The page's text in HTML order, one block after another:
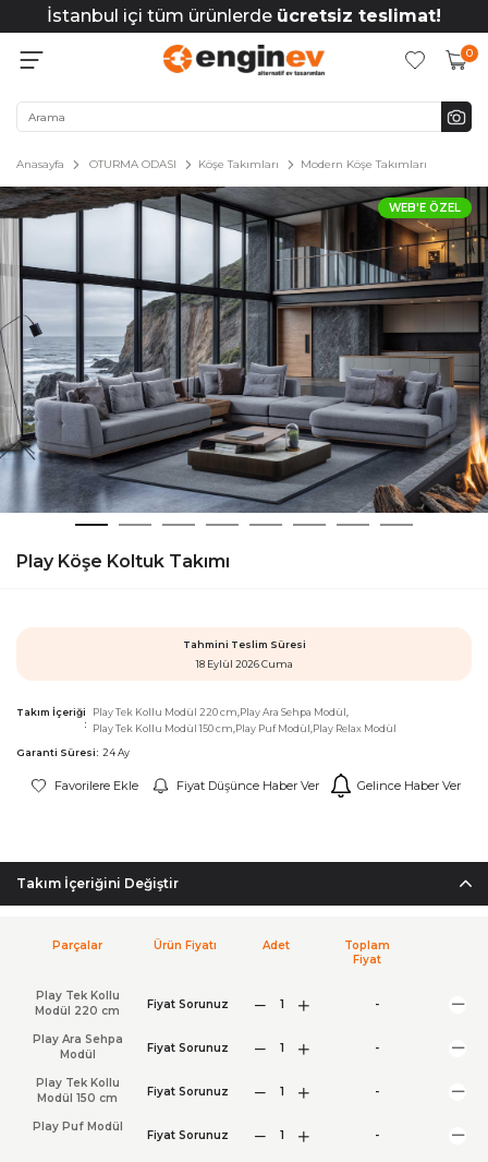
İstanbul içi tüm ürünlerde ücretsiz teslimat!
0
Anasayfa OTURMA ODASI Köşe Takımları Modern Köşe Takımları
WEB'E ÖZEL
Play Köşe Koltuk Takımı
Tahmini Teslim Süresi
18 Eylül 2026 Cuma
Takım İçeriği Play Tek Kollu Modül 220 cm Play Ara Sehpa Modül
Play Tek Kollu Modül 150 cm Play Puf Modül Play Relax Modül
Garanti Süresi: 24 Ay
Favorilere Ekle Fiyat Düşünce Haber Ver Gelince Haber Ver
Takım İçeriğini Değiştir
Parçalar Ürün Fiyatı Adet
Toplam
Fiyat
Play Tek Kollu
Modül 220 cm
Fiyat Sorunuz -
Play Ara Sehpa
Modül
Fiyat Sorunuz -
Play Tek Kollu
Modül 150 cm
Fiyat Sorunuz -
Play Puf Modül
Fiyat Sorunuz -